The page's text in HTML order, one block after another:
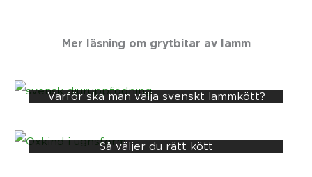
Mer läsning om grytbitar av lamm
Varför ska man välja svenskt lammkött?
Så väljer du rätt kött